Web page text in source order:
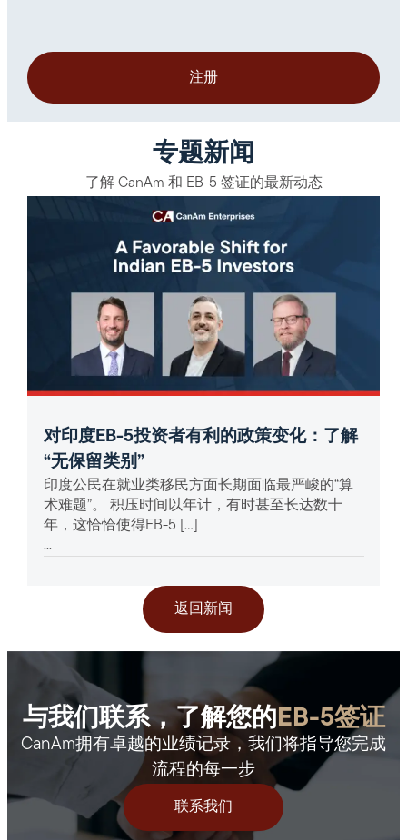
专题新闻
了解 CanAm 和 EB-5 签证的最新动态
对印度EB-5投资者有利的政策变化：了解
“无保留类别”
印度公民在就业类移民方面长期面临最严峻的“算
术难题”。 积压时间以年计，有时甚至长达数十
年，这恰恰使得EB-5 […]
...
返回新闻
与我们联系，了解您的 EB-5签证
CanAm拥有卓越的业绩记录，我们将指导您完成
流程的每一步
联系我们